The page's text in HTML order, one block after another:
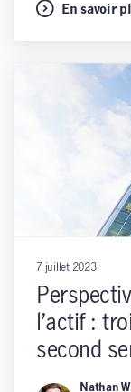
En savoir
7 juillet 2023
l’actif :
second
Nathan